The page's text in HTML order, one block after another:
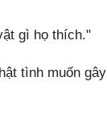
gì họ thích."
tình muốn gây